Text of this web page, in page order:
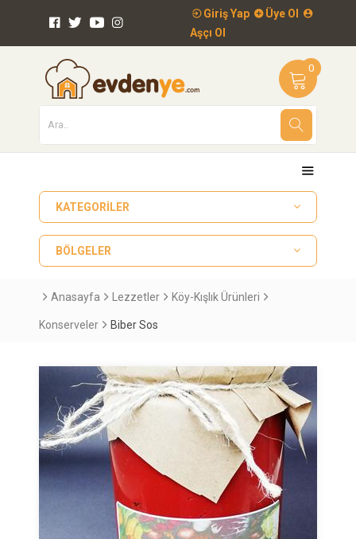
Giriş Yap
Üye Ol
Aşçı Ol
0
KATEGORILER
BÖLGELER
Anasayfa Lezzetler Köy-Kışlık Ürünleri
Konserveler Biber Sos